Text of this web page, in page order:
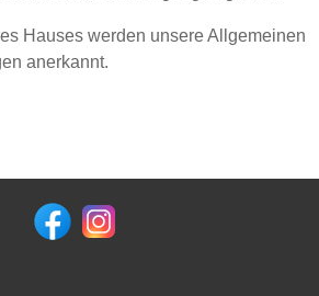
Hauses werden unsere Allgemeinen
anerkannt.